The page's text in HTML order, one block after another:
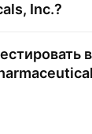
Inc.?